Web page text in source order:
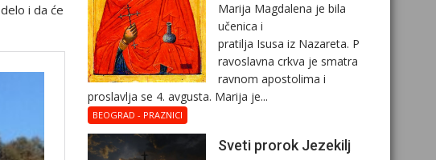
i da ćе
Sveta
Magdalena
–
Marija Magdalena je bila
učenica i
pratilja Isusa iz Nazareta. P
ravoslavna crkva je smatra
ravnom apostolima i
proslavlja se 4. avgusta. Marija je...
BEOGRAD - PRAZNICI
Sveti prorok Jezekilj